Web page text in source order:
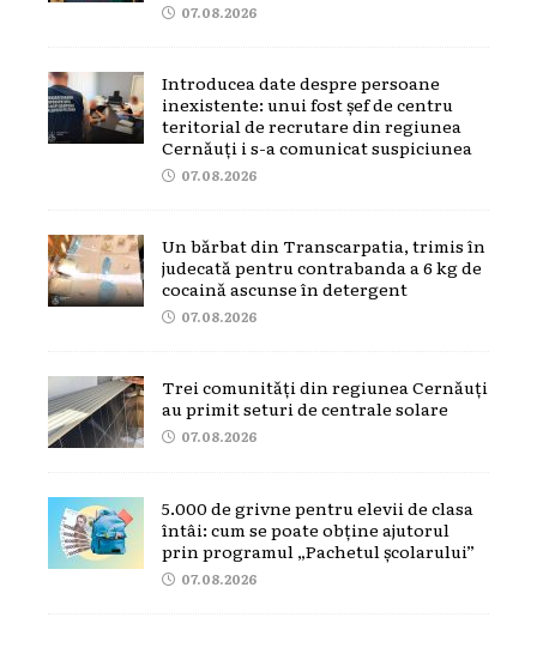
07.08.2026
Introducea date despre persoane
inexistente: unui fost șef de centru
teritorial de recrutare din regiunea
Cernăuți i s-a comunicat suspiciunea
07.08.2026
Un bărbat din Transcarpatia, trimis în
judecată pentru contrabanda a 6 kg de
cocaină ascunse în detergent
07.08.2026
Trei comunități din regiunea Cernăuți
au primit seturi de centrale solare
07.08.2026
5.000 de grivne pentru elevii de clasa
întâi: cum se poate obține ajutorul
prin programul „Pachetul școlarului”
07.08.2026